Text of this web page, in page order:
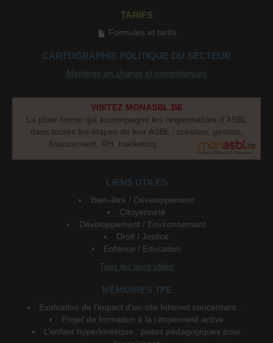
TARIFS
Formules et tarifs
CARTOGRAPHIE POLITIQUE DU SECTEUR
Ministres en charge et compétences
VISITEZ MONASBL.BE
La plate-forme qui accompagne les responsables d’ASBL
dans toutes les étapes de leur ASBL : création, gestion,
financement, RH, marketing...
LIENS UTILES
Bien-être / Développement
Citoyenneté
Développement / Environnement
Droit / Justice
Enfance / Education
Tous les liens utiles
MÉMOIRES TFE
Evaluation de l’impact d’un site Internet concernant ...
Projet de formation à la citoyenneté active
L’enfant hyperkinétique : pistes pédagogiques pour